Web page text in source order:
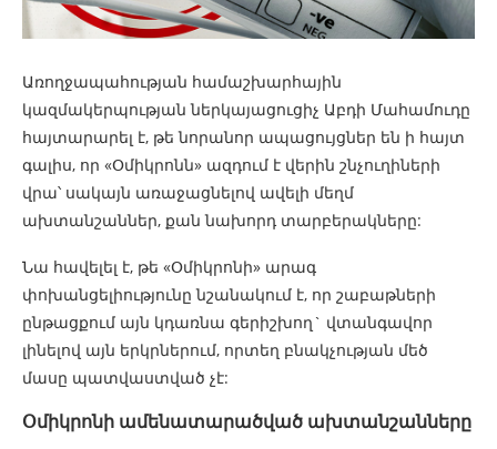
Առողջապահության համաշխարհային
կազմակերպության ներկայացուցիչ Աբդի Մահամուդը
հայտարարել է, թե նորանոր ապացույցներ են ի հայտ
գալիս, որ «Օմիկրոնն» ազդում է վերին շնչուղիների
վրա՝ սակայն առաջացնելով ավելի մեղմ
ախտանշաններ, քան նախորդ տարբերակները:
Նա հավելել է, թե «Օմիկրոնի» արագ
փոխանցելիությունը նշանակում է, որ շաբաթների
ընթացքում այն կդառնա գերիշխող` վտանգավոր
լինելով այն երկրներում, որտեղ բնակչության մեծ
մասը պատվաստված չէ:
Օմիկրոնի ամենատարածված ախտանշանները